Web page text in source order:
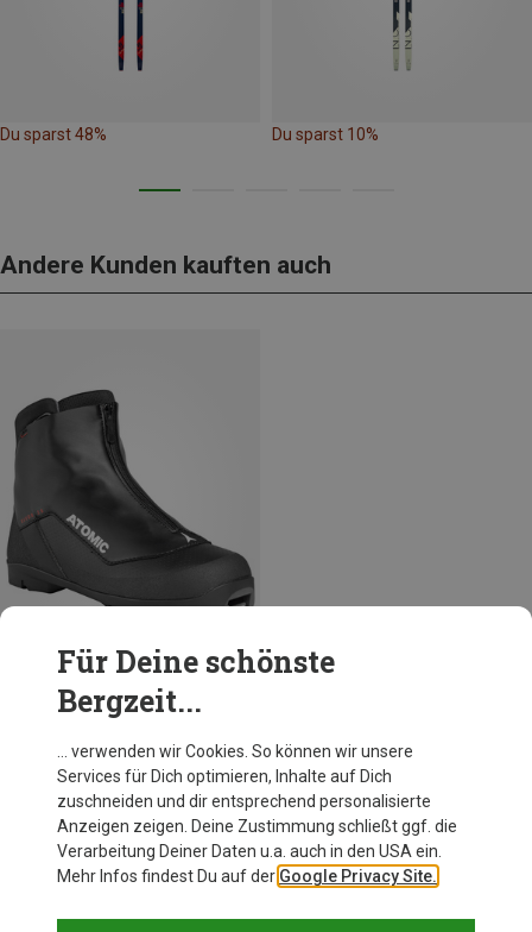
Du sparst 48% Du sparst 10%
Andere Kunden kauften auch
Du sparst 10%
Für Deine schönste
Bergzeit...
… verwenden wir Cookies. So können wir unsere
Services für Dich optimieren, Inhalte auf Dich
zuschneiden und dir entsprechend personalisierte
Anzeigen zeigen. Deine Zustimmung schließt ggf. die
Verarbeitung Deiner Daten u.a. auch in den USA ein.
Mehr Infos findest Du auf der Google Privacy Site.